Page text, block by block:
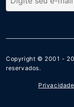
Copyright © 2001 -
reservados.